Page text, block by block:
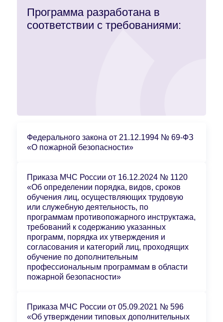
Программа разработана в
соответствии с требованиями:
Федерального закона от 21.12.1994 № 69-ФЗ
«О пожарной безопасности»
Приказа МЧС России от 16.12.2024 № 1120
«Об определении порядка, видов, сроков
обучения лиц, осуществляющих трудовую
или служебную деятельность, по
программам противопожарного инструктажа,
требований к содержанию указанных
программ, порядка их утверждения и
согласования и категорий лиц, проходящих
обучение по дополнительным
профессиональным программам в области
пожарной безопасности»
Приказа МЧС России от 05.09.2021 № 596
«Об утверждении типовых дополнительных